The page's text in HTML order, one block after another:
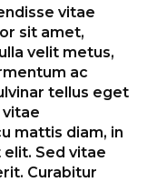
vitae
sit amet,
velit metus,
ac
tellus eget
vitae
mattis diam, in
Sed vitae
Curabitur